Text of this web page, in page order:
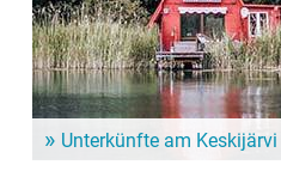
Unterkünfte am Keskijärvi